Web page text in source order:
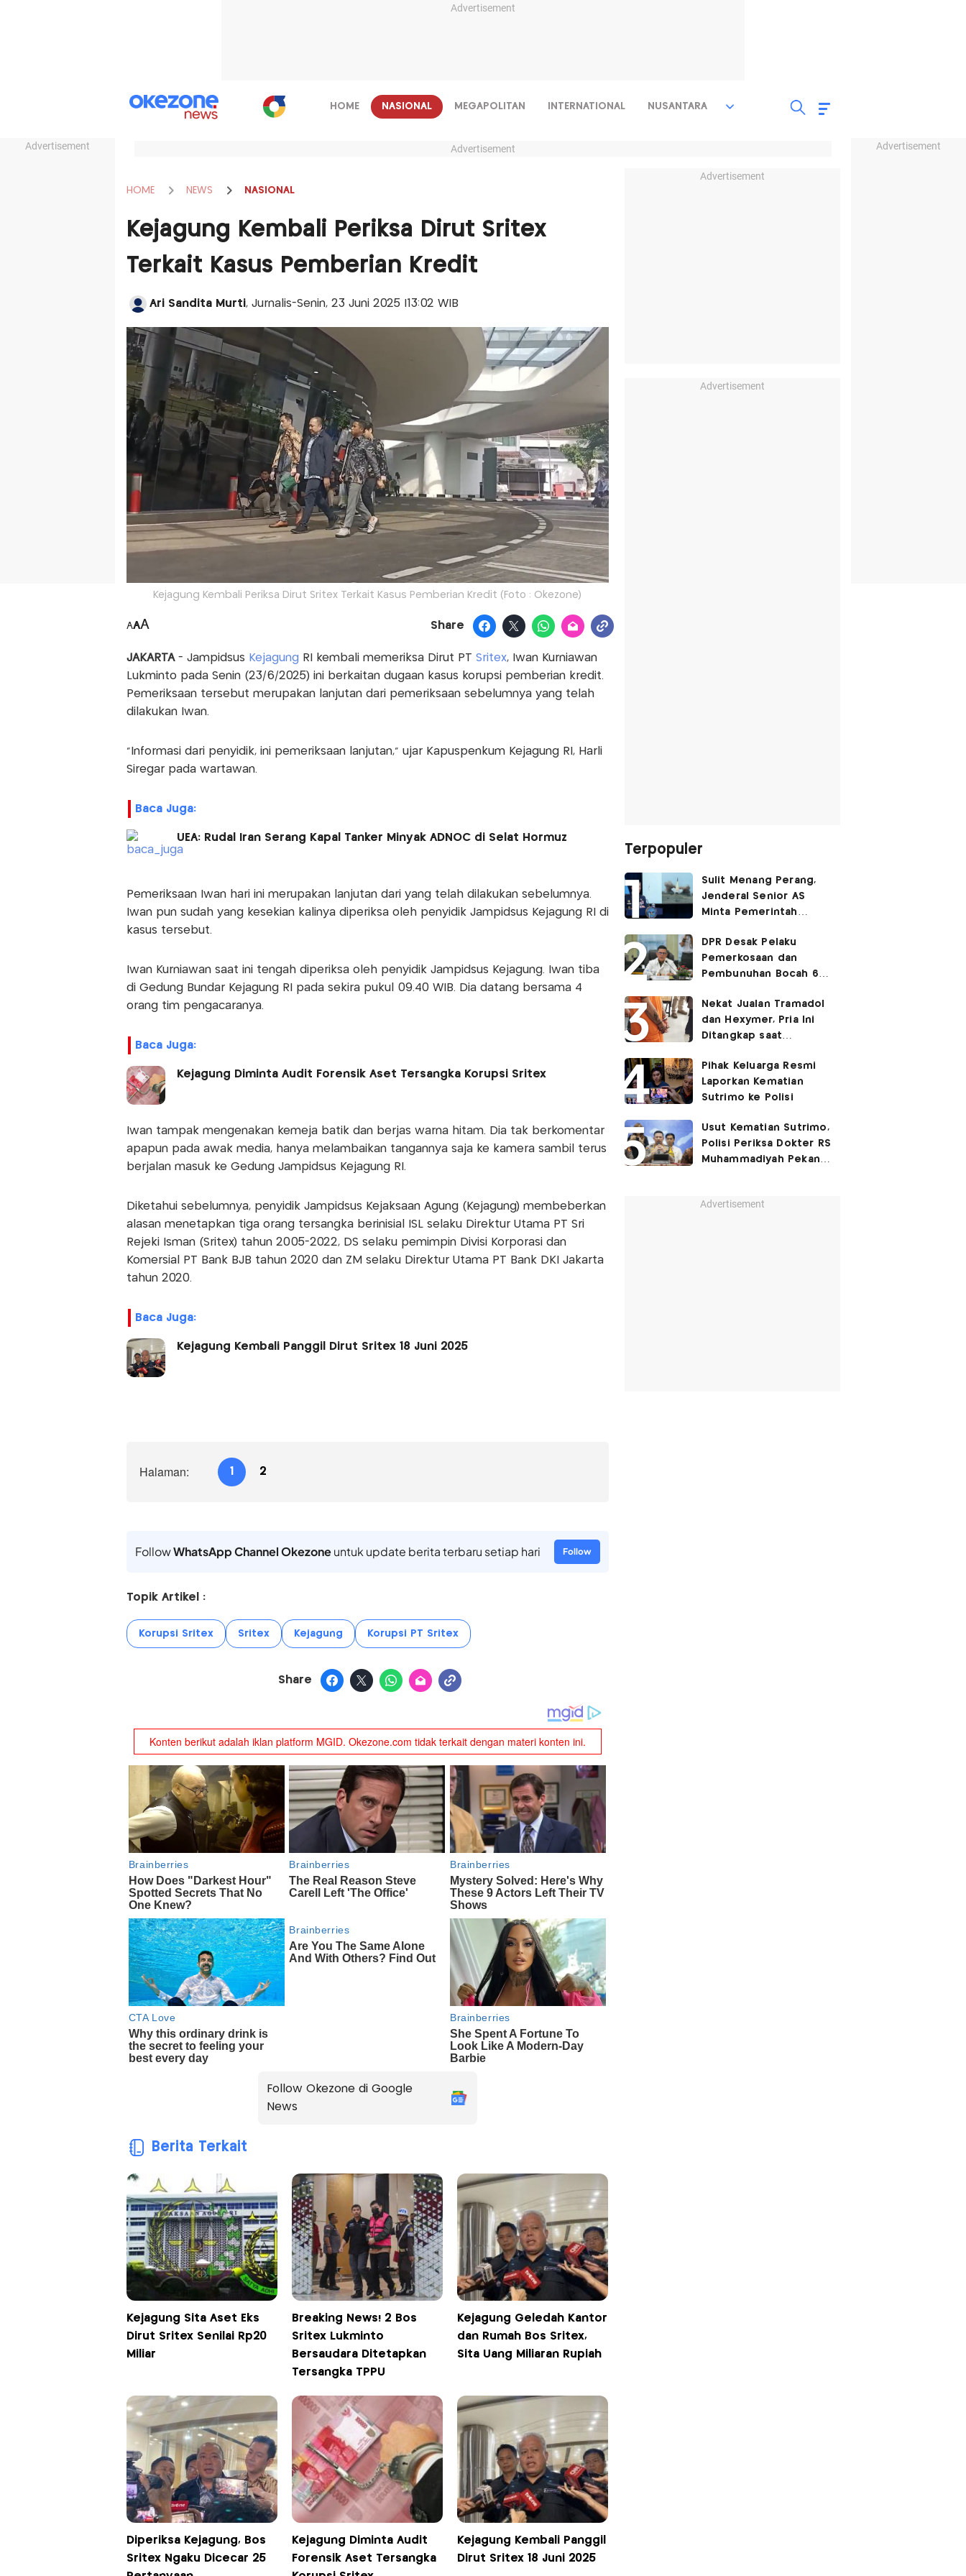
Advertisement
Advertisement Advertisement
HOME NASIONAL MEGAPOLITAN INTERNATIONAL NUSANTARA
Advertisement
HOME NEWS NASIONAL
Kejagung Kembali Periksa Dirut Sritex
Terkait Kasus Pemberian Kredit
Ari Sandita Murti, Jurnalis-Senin, 23 Juni 2025 |13:02 WIB
Kejagung Kembali Periksa Dirut Sritex Terkait Kasus Pemberian Kredit (Foto : Okezone)
AAA Share
JAKARTA - Jampidsus Kejagung RI kembali memeriksa Dirut PT Sritex, Iwan Kurniawan
Lukminto pada Senin (23/6/2025) ini berkaitan dugaan kasus korupsi pemberian kredit.
Pemeriksaan tersebut merupakan lanjutan dari pemeriksaan sebelumnya yang telah
dilakukan Iwan.
"Informasi dari penyidik, ini pemeriksaan lanjutan," ujar Kapuspenkum Kejagung RI, Harli
Siregar pada wartawan.
Baca Juga:
UEA: Rudal Iran Serang Kapal Tanker Minyak ADNOC di Selat Hormuz
Pemeriksaan Iwan hari ini merupakan lanjutan dari yang telah dilakukan sebelumnya.
Iwan pun sudah yang kesekian kalinya diperiksa oleh penyidik Jampidsus Kejagung RI di
kasus tersebut.
Iwan Kurniawan saat ini tengah diperiksa oleh penyidik Jampidsus Kejagung. Iwan tiba
di Gedung Bundar Kejagung RI pada sekira pukul 09.40 WIB. Dia datang bersama 4
orang tim pengacaranya.
Baca Juga:
Kejagung Diminta Audit Forensik Aset Tersangka Korupsi Sritex
Iwan tampak mengenakan kemeja batik dan berjas warna hitam. Dia tak berkomentar
apapun pada awak media, hanya melambaikan tangannya saja ke kamera sambil terus
berjalan masuk ke Gedung Jampidsus Kejagung RI.
Diketahui sebelumnya, penyidik Jampidsus Kejaksaan Agung (Kejagung) membeberkan
alasan menetapkan tiga orang tersangka berinisial ISL selaku Direktur Utama PT Sri
Rejeki Isman (Sritex) tahun 2005-2022, DS selaku pemimpin Divisi Korporasi dan
Komersial PT Bank BJB tahun 2020 dan ZM selaku Direktur Utama PT Bank DKI Jakarta
tahun 2020.
Baca Juga:
Kejagung Kembali Panggil Dirut Sritex 18 Juni 2025
Halaman: 1 2
FollowWhatsApp Channel Okezoneuntuk update berita terbaru setiap hari Follow
Topik Artikel :
Korupsi Sritex Sritex Kejagung Korupsi PT Sritex
Share
Follow Okezone di Google
News
Berita Terkait
Kejagung Sita Aset Eks
Dirut Sritex Senilai Rp20
Miliar
Breaking News! 2 Bos
Sritex Lukminto
Bersaudara Ditetapkan
Tersangka TPPU
Kejagung Geledah Kantor
dan Rumah Bos Sritex,
Sita Uang Miliaran Rupiah
Diperiksa Kejagung, Bos
Sritex Ngaku Dicecar 25
Kejagung Diminta Audit
Forensik Aset Tersangka
Kejagung Kembali Panggil
Dirut Sritex 18 Juni 2025
Advertisement
Advertisement
Terpopuler
Sulit Menang Perang,
Jenderal Senior AS
Minta Pemerintah
Lawan Iran
DPR Desak Pelaku
Pemerkosaan dan
Pembunuhan Bocah 6
Dihukum Seumur Hidup
Nekat Jualan Tramadol
dan Hexymer, Pria Ini
Ditangkap saat
Pihak Keluarga Resmi
Laporkan Kematian
Sutrimo ke Polisi
Usut Kematian Sutrimo,
Polisi Periksa Dokter RS
Muhammadiyah Pekan
Advertisement